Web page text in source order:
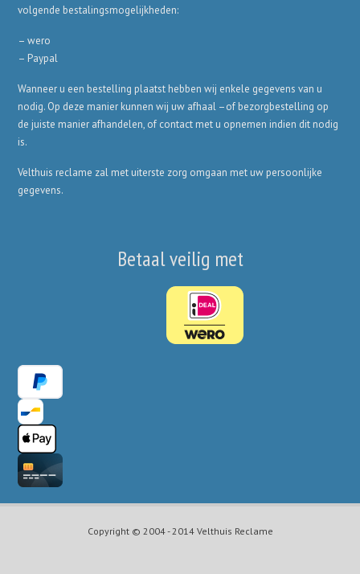
volgende bestalingsmogelijkheden:
– wero
– Paypal
Wanneer u een bestelling plaatst hebben wij enkele gegevens van u
nodig. Op deze manier kunnen wij uw afhaal –of bezorgbestelling op
de juiste manier afhandelen, of contact met u opnemen indien dit nodig
is.
Velthuis reclame zal met uiterste zorg omgaan met uw persoonlijke
gegevens.
Betaal veilig met
Copyright © 2004 - 2014 Velthuis Reclame